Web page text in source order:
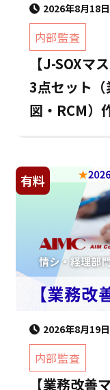
2026年8月18日
内部監査
【J-SOXマ
3点セット
図・RCM）
有料
2026年8月19日
内部監査
【業務改善